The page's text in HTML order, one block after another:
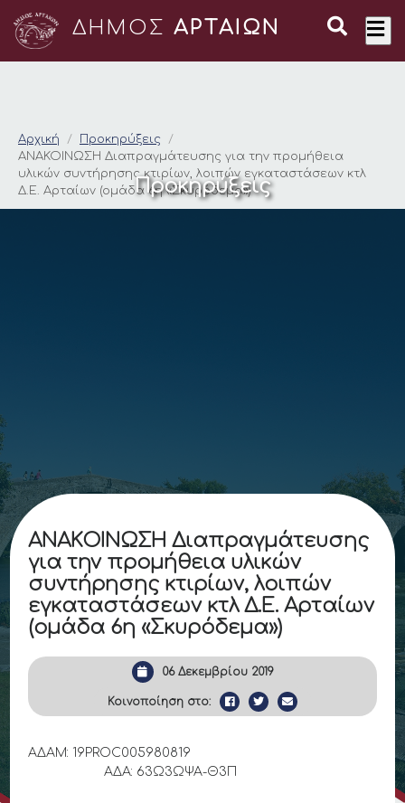
ΔΗΜΟΣ ΑΡΤΑΙΩΝ
ΑΝΑΚΟΙΝΩΣΗ
Αρχική
Προκηρύξεις
ΑΝΑΚΟΙΝΩΣΗ Διαπραγμάτευσης για την προμήθεια
υλικών συντήρησης κτιρίων, λοιπών εγκαταστάσεων κτλ
Δ.Ε. Αρταίων (ομάδα 6η «Σκυρόδεμα»)
Προκηρύξεις
ΑΝΑΚΟΙΝΩΣΗ Διαπραγμάτευσης
για την προμήθεια υλικών
συντήρησης κτιρίων, λοιπών
εγκαταστάσεων κτλ Δ.Ε. Αρταίων
(ομάδα 6η «Σκυρόδεμα»)
06 Δεκεμβρίου 2019
Κοινοποίηση στο:
ΑΔΑΜ: 19PROC005980819
ΑΔΑ: 63Ω3ΩΨΑ-Θ3Π